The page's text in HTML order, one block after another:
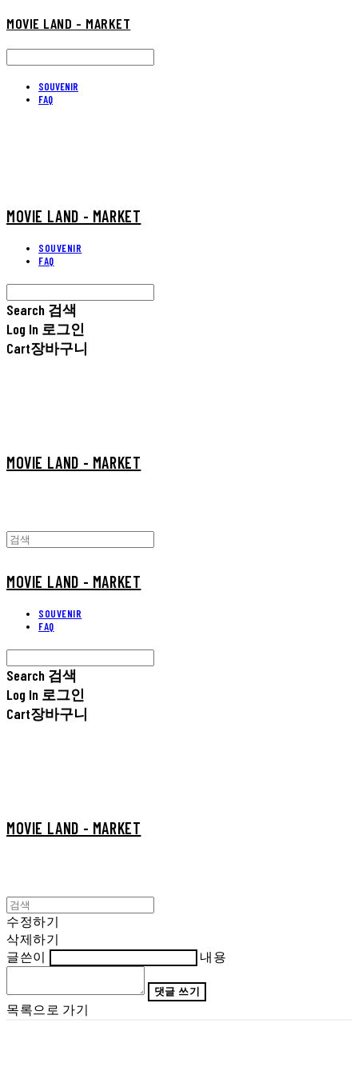
MOVIE LAND - MARKET
SOUVENIR
FAQ
MOVIE LAND - MARKET
SOUVENIR
FAQ
Search 검색
Log In 로그인
Cart장바구니
MOVIE LAND - MARKET
MOVIE LAND - MARKET
SOUVENIR
FAQ
Search 검색
Log In 로그인
Cart장바구니
MOVIE LAND - MARKET
수정하기
삭제하기
글쓴이
내용
댓글 쓰기
목록으로 가기